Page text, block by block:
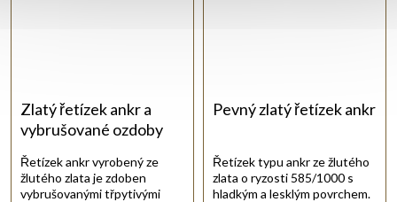
Zlatý řetízek ankr a
vybrušované ozdoby
Řetízek ankr vyrobený ze
žlutého zlata je zdoben
vybrušovanými třpytivými
Pevný zlatý řetízek ankr
Řetízek typu ankr ze žlutého
zlata o ryzosti 585/1000 s
hladkým a lesklým povrchem.